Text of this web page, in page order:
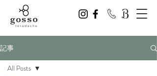
記事
All Posts